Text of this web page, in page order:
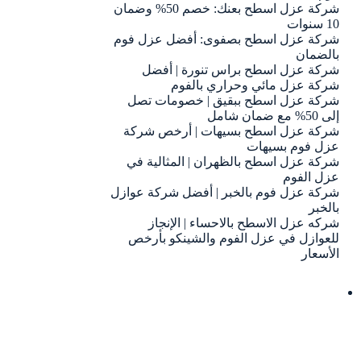
شركة عزل اسطح بعنك: خصم 50% وضمان
10 سنوات
شركة عزل اسطح بصفوى: أفضل عزل فوم
بالضمان
شركة عزل اسطح براس تنورة | أفضل
شركة عزل مائي وحراري بالفوم
شركة عزل اسطح ببقيق | خصومات تصل
إلى 50% مع ضمان شامل
شركة عزل اسطح بسيهات | أرخص شركة
عزل فوم بسيهات
شركة عزل اسطح بالظهران | المثالية في
عزل الفوم
شركة عزل فوم بالخبر | أفضل شركة عوازل
بالخبر
شركه عزل الاسطح بالاحساء | الإنجاز
للعوازل في عزل الفوم والشينكو بأرخص
الأسعار